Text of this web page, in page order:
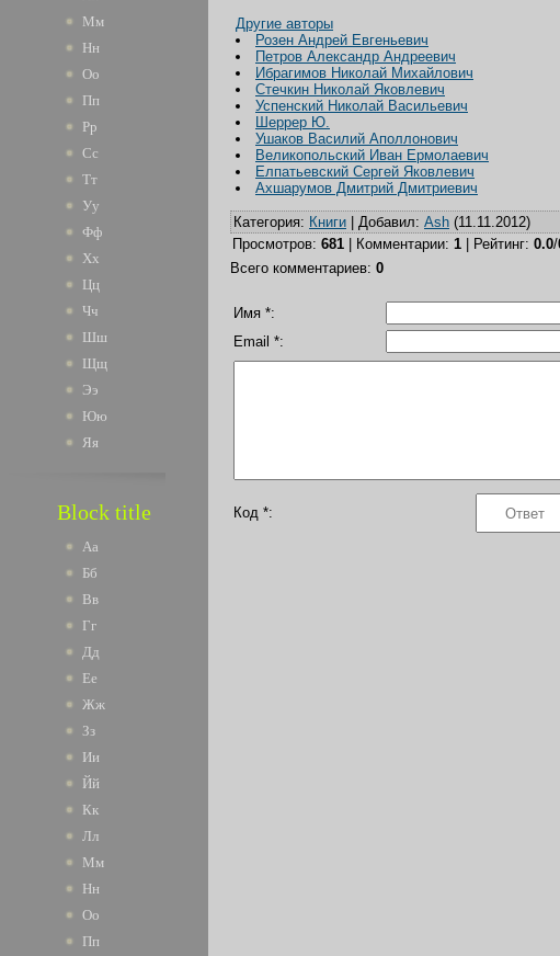
Мм
Нн
Оо
Пп
Рр
Сс
Тт
Уу
Фф
Хх
Цц
Чч
Шш
Щщ
Ээ
Юю
Яя
Block title
Аа
Бб
Вв
Гг
Дд
Ее
Жж
Зз
Ии
Йй
Кк
Лл
Мм
Нн
Оо
Пп
Другие авторы
Розен Андрей Евгеньевич
Петров Александр Андреевич
Ибрагимов Николай Михайлович
Стечкин Николай Яковлевич
Успенский Николай Васильевич
Шеррер Ю.
Ушаков Василий Аполлонович
Великопольский Иван Ермолаевич
Елпатьевский Сергей Яковлевич
Ахшарумов Дмитрий Дмитриевич
Категория: Книги Добавил: Ash (11.11.2012)
Просмотров: 681 Комментарии: 1 Рейтинг: 0.0/
Всего комментариев: 0
Имя *:
Email *:
Код *: